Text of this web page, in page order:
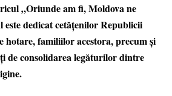
„Oriunde am fi, Moldova ne
este dedicat cetățenilor Republicii
hotare, familiilor acestora, precum și
de consolidarea legăturilor dintre